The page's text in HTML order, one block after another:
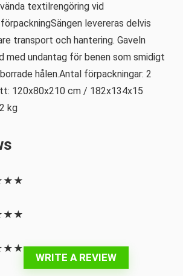
textilrengöring vid
levereras delvis
transport och hantering. Gaveln
med undantag för benen som smidigt
hålen.Antal förpackningar: 2
120x80x210 cm / 182x134x15
kg
★ ★
★ ★
★ ★
WRITE A REVIEW